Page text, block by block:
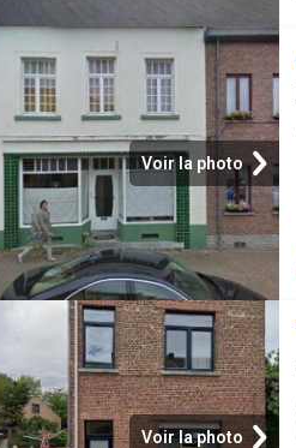
Voir la photo
Voir la photo